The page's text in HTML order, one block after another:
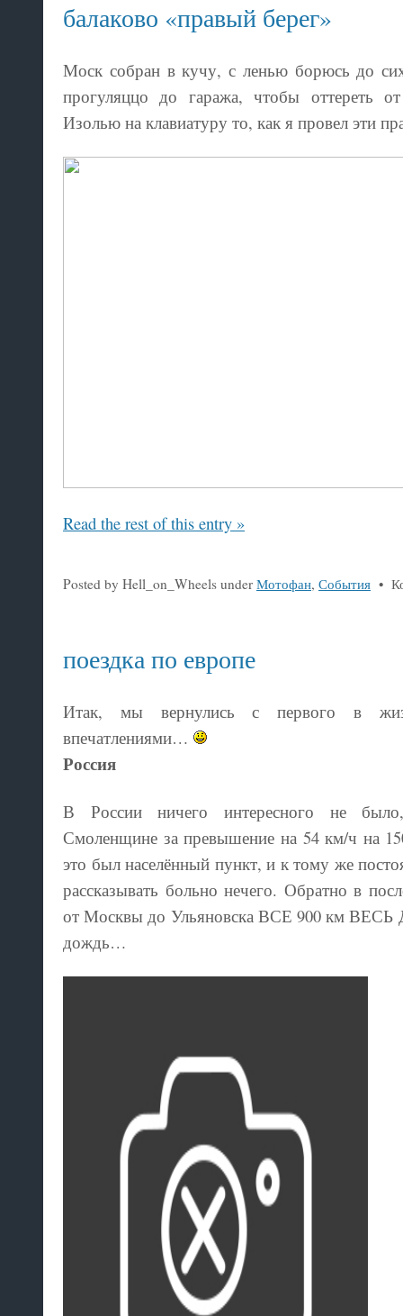
балаково «правый берег»
Моск собран в кучу, с ленью борюсь до
прогуляццо до гаража, чтобы оттереть
Изолью на клавиатуру то, как я провел эти
Read the rest of this entry »
Posted by Hell_on_Wheels under Мотофан, События •
поездка по европе
Итак, мы вернулись с первого в
впечатлениями…
Россия
В России ничего интересного не
Смоленщине за превышение на 54 км/ч на
это был населённый пункт, и к тому же
рассказывать больно нечего. Обратно в
от Москвы до Ульяновска ВСЕ 900 км ВЕСЬ
дождь…